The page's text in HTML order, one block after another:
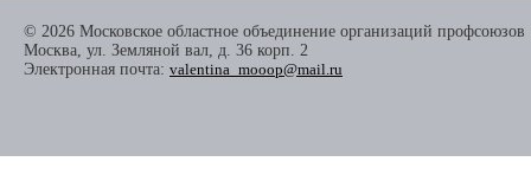
© 2026 Московское областное объединение организаций профсоюзов
Москва, ул. Земляной вал, д. 36 корп. 2
Электронная почта: valentina_mooop@mail.ru